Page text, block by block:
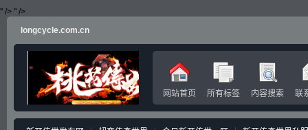
" /> " />
longcycle.com.cn
网站首页 所有标签 内容搜索 联